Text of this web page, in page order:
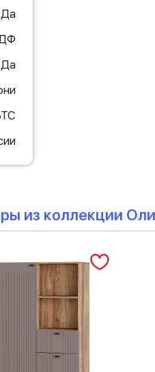
Да
Да
из коллекции